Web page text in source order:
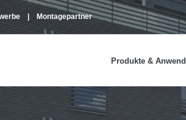
Montagepartner
Produkte &